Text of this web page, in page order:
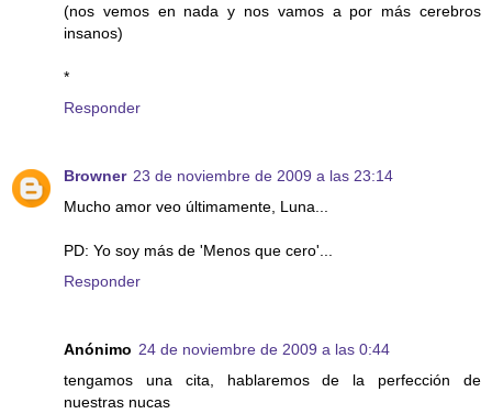
(nos vemos en nada y nos vamos a por más cerebros
insanos)
*
Responder
Browner 23 de noviembre de 2009 a las 23:14
Mucho amor veo últimamente, Luna...
PD: Yo soy más de 'Menos que cero'...
Responder
Anónimo 24 de noviembre de 2009 a las 0:44
tengamos una cita, hablaremos de la perfección de
nuestras nucas